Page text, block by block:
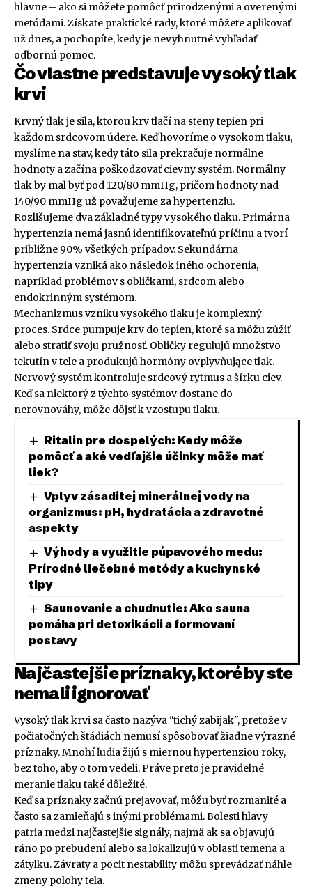
hlavne – ako si môžete pomôcť prirodzenými a overenými
metódami. Získate praktické rady, ktoré môžete aplikovať
už dnes, a pochopíte, kedy je nevyhnutné vyhľadať
odbornú pomoc.
Čo vlastne predstavuje vysoký tlak
krvi
Krvný tlak je sila, ktorou krv tlačí na steny tepien pri
každom srdcovom údere. Keď hovoríme o vysokom tlaku,
myslíme na stav, kedy táto sila prekračuje normálne
hodnoty a začína poškodzovať cievny systém. Normálny
tlak by mal byť pod 120/80 mmHg, pričom hodnoty nad
140/90 mmHg už považujeme za hypertenziu.
Rozlišujeme dva základné typy vysokého tlaku. Primárna
hypertenzia nemá jasnú identifikovateľnú príčinu a tvorí
približne 90% všetkých prípadov. Sekundárna
hypertenzia vzniká ako následok iného ochorenia,
napríklad problémov s obličkami, srdcom alebo
endokrinným systémom.
Mechanizmus vzniku vysokého tlaku je komplexný
proces. Srdce pumpuje krv do tepien, ktoré sa môžu zúžiť
alebo stratiť svoju pružnosť. Obličky regulujú množstvo
tekutín v tele a produkujú hormóny ovplyvňujące tlak.
Nervový systém kontroluje srdcový rytmus a šírku ciev.
Keď sa niektorý z týchto systémov dostane do
nerovnováhy, môže dôjsť k vzostupu tlaku.
Ritalin pre dospelých: Kedy môže
pomôcť a aké vedľajšie účinky môže mať
liek?
Vplyv zásaditej minerálnej vody na
organizmus: pH, hydratácia a zdravotné
aspekty
Výhody a využitie púpavového medu:
Prírodné liečebné metódy a kuchynské
tipy
Saunovanie a chudnutie: Ako sauna
pomáha pri detoxikácii a formovaní
postavy
Najčastejšie príznaky, ktoré by ste
nemali ignorovať
Vysoký tlak krvi sa často nazýva "tichý zabijak", pretože v
počiatočných štádiách nemusí spôsobovať žiadne výrazné
príznaky. Mnohí ľudia žijú s miernou hypertenziou roky,
bez toho, aby o tom vedeli. Práve preto je pravidelné
meranie tlaku také dôležité.
Keď sa príznaky začnú prejavovať, môžu byť rozmanité a
často sa zamieňajú s inými problémami. Bolesti hlavy
patria medzi najčastejšie signály, najmä ak sa objavujú
ráno po prebudení alebo sa lokalizujú v oblasti temena a
zátylku. Závraty a pocit nestability môžu sprevádzať náhle
zmeny polohy tela.